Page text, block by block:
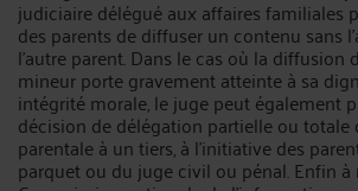
judiciaire délégué aux affaires familiales
des parents de diffuser un contenu sans
l'autre parent. Dans le cas où la diffusion
mineur porte gravement atteinte à sa
intégrité morale, le juge peut également
décision de délégation partielle ou totale
parentale à un tiers, à l'initiative des
parquet ou du juge civil ou pénal. Enfin à